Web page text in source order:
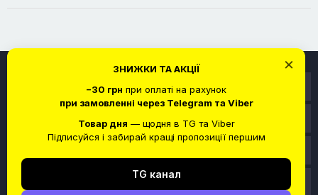
×
ЗНИЖКИ ТА АКЦІЇ
−30 грн при оплаті на рахунок
при замовленні через Telegram та Viber
Товар дня — щодня в TG та Viber
Підписуйся і забирай кращі пропозиції першим
TG канал
Служба поддержки
Связаться с нами